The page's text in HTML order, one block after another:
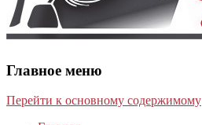
Главное меню
Перейти к основному содержимому